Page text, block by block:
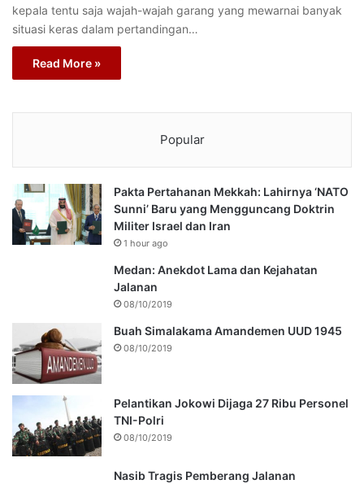
kepala tentu saja wajah-wajah garang yang mewarnai banyak
situasi keras dalam pertandingan…
Read More »
Popular
Pakta Pertahanan Mekkah: Lahirnya ‘NATO
Sunni’ Baru yang Mengguncang Doktrin
Militer Israel dan Iran
1 hour ago
Medan: Anekdot Lama dan Kejahatan
Jalanan
08/10/2019
Buah Simalakama Amandemen UUD 1945
08/10/2019
Pelantikan Jokowi Dijaga 27 Ribu Personel
TNI-Polri
08/10/2019
Nasib Tragis Pemberang Jalanan